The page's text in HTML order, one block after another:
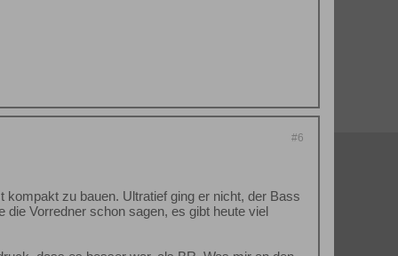
#6
zu bauen. Ultratief ging er nicht, der Bass
Vorredner schon sagen, es gibt heute viel